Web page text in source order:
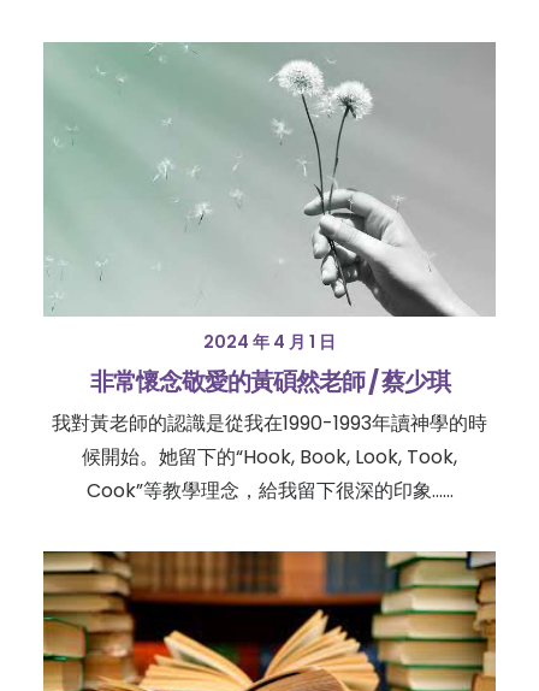
2024 年 4 月 1 日
非常懷念敬愛的黃碩然老師 / 蔡少琪
我對黃老師的認識是從我在1990-1993年讀神學的時
候開始。她留下的“Hook, Book, Look, Took,
Cook”等教學理念，給我留下很深的印象……